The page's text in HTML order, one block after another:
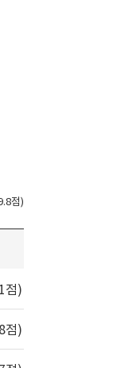
점)
점)
점)